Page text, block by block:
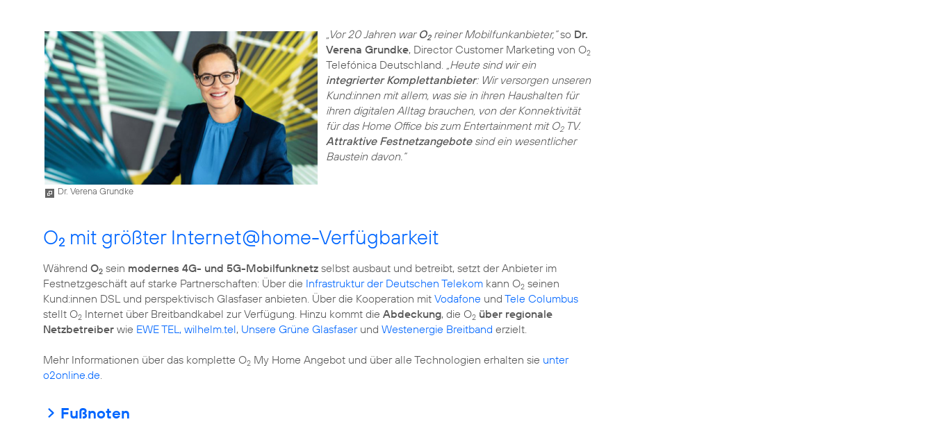
Dr. Verena Grundke
„Vor 20 Jahren war O2reiner Mobilfunkanbieter,“so Dr.
Verena Grundke, Director Customer Marketing von O2
Telefónica Deutschland.
„Heute sind wir ein
integrierter Komplettanbieter: Wir versorgen unseren
Kund:innen mit allem, was sie in ihren Haushalten für
ihren digitalen Alltag brauchen, von der Konnektivität
für das Home Office bis zum Entertainment mit O2TV.
Attraktive Festnetzangebotesind ein wesentlicher
Baustein davon.“
O2 mit größter Internet@home-Verfügbarkeit
Während O2 sein modernes 4G- und 5G-Mobilfunknetz selbst ausbaut und betreibt, setzt der Anbieter im
Festnetzgeschäft auf starke Partnerschaften: Über die Infrastruktur der Deutschen Telekom kann O2 seinen
Kund:innen DSL und perspektivisch Glasfaser anbieten. Über die Kooperation mit Vodafone und Tele Columbus
stellt O2 Internet über Breitbandkabel zur Verfügung. Hinzu kommt die Abdeckung, die O2 über regionale
Netzbetreiber wie EWE TEL, wilhelm.tel, Unsere Grüne Glasfaserund Westenergie Breitband erzielt.
Mehr Informationen über das komplette O2 My Home Angebot und über alle Technologien erhalten sie unter
o2online.de
Fußnoten